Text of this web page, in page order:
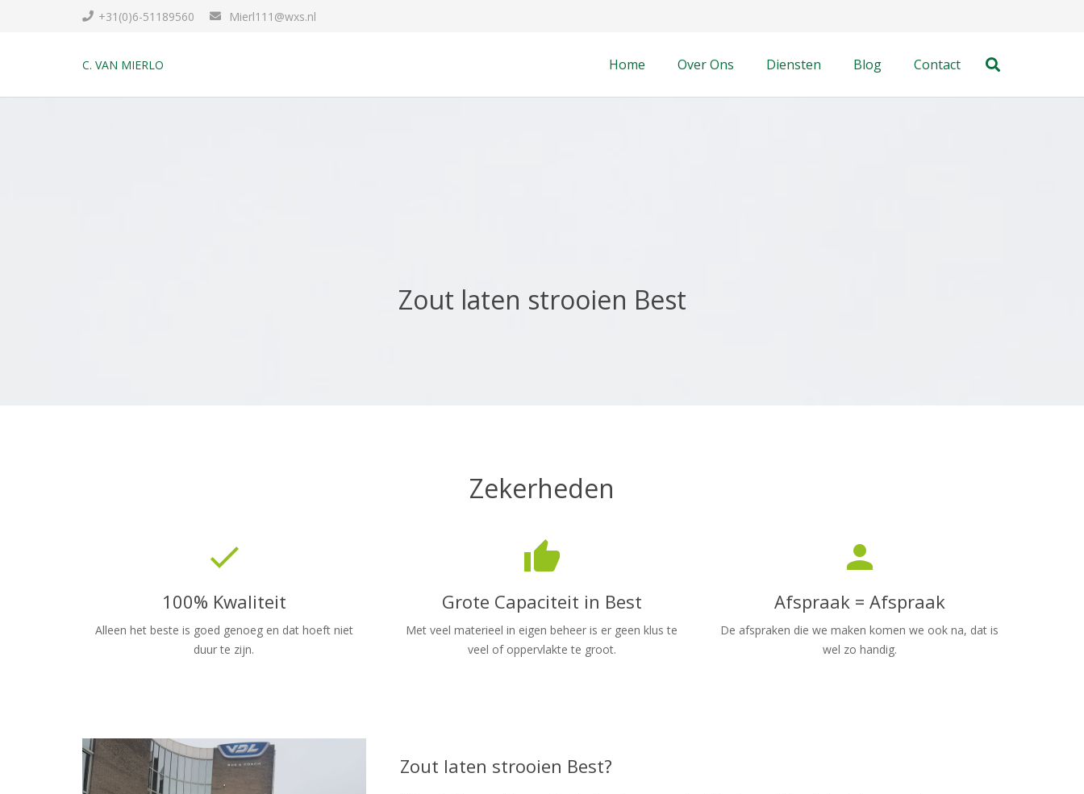
+31(0)6-51189560 Mierl111@wxs.nl
C. VAN MIERLO Home Over Ons Diensten Blog Contact
Zout laten strooien Best
Zekerheden
done
100% Kwaliteit
Alleen het beste is goed genoeg en dat hoeft niet
duur te zijn.
thumb_up
Grote Capaciteit in Best
Met veel materieel in eigen beheer is er geen klus te
veel of oppervlakte te groot.
person
Afspraak = Afspraak
De afspraken die we maken komen we ook na, dat is
wel zo handig.
Zout laten strooien Best?